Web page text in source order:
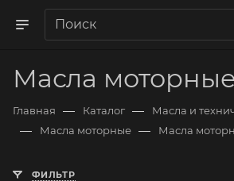
Масла
Главная — Каталог — Масла и
— Масла моторные — Масла
ФИЛЬТР